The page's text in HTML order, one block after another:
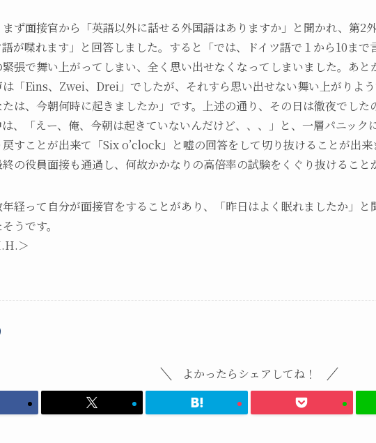
ず面接官から「英語以外に話せる外国語はありますか」と聞かれ、第2
が喋れます」と回答しました。すると「では、ドイツ語で１から10ま
張で舞い上がってしまい、全く思い出せなくなってしまいました。あ
は「Eins、Zwei、Drei」でしたが、それすら思い出せない舞い上がりよ
たは、今朝何時に起きましたか」です。上述の通り、その日は徹夜でし
、「えー、俺、今朝は起きていないんだけど、、、」と、一層パニック
すことが出来て「Six o’clock」と嘘の回答をして切り抜けることが出
の役員面接も通過し、何故かかなりの高倍率の試験をくぐり抜けること
年経って自分が面接官をすることがあり、「昨日はよく眠れましたか」
うです。
＞
よかったらシェアしてね！